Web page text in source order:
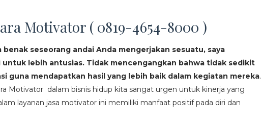
Motivator ( 0819-4654-8000 )
seseorang andai Anda mengerjakan sesuatu, saya
lebih antusias. Tidak mencengangkan bahwa tidak sedikit
guna mendapatkan hasil yang lebih baik dalam kegiatan mereka.
Motivator dalam bisnis hidup kita sangat urgen untuk kinerja yang
layanan jasa motivator ini memiliki manfaat positif pada diri dan